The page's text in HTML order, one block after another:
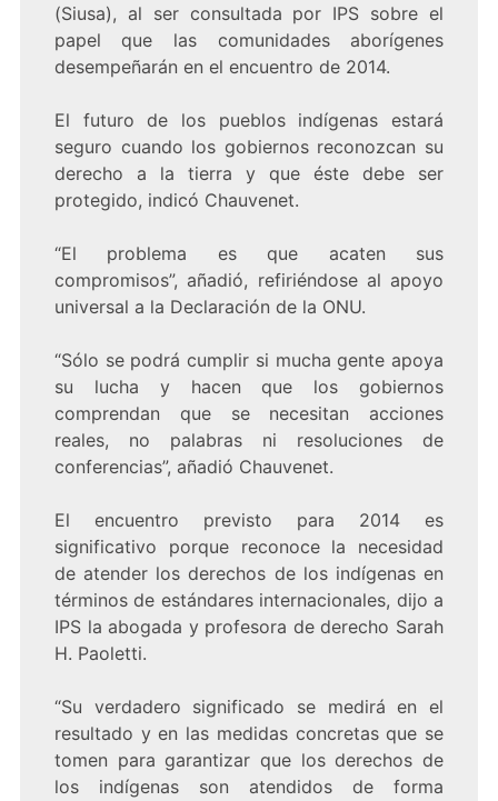
(Siusa), al ser consultada por IPS sobre el
papel que las comunidades aborígenes
desempeñarán en el encuentro de 2014.
El futuro de los pueblos indígenas estará
seguro cuando los gobiernos reconozcan su
derecho a la tierra y que éste debe ser
protegido, indicó Chauvenet.
“El problema es que acaten sus
compromisos”, añadió, refiriéndose al apoyo
universal a la Declaración de la ONU.
“Sólo se podrá cumplir si mucha gente apoya
su lucha y hacen que los gobiernos
comprendan que se necesitan acciones
reales, no palabras ni resoluciones de
conferencias”, añadió Chauvenet.
El encuentro previsto para 2014 es
significativo porque reconoce la necesidad
de atender los derechos de los indígenas en
términos de estándares internacionales, dijo a
IPS la abogada y profesora de derecho Sarah
H. Paoletti.
“Su verdadero significado se medirá en el
resultado y en las medidas concretas que se
tomen para garantizar que los derechos de
los indígenas son atendidos de forma